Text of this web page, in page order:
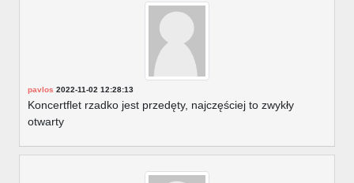
pavlos 2022-11-02 12:28:13
Koncertflet rzadko jest przedęty, najczęściej to zwykły
otwarty